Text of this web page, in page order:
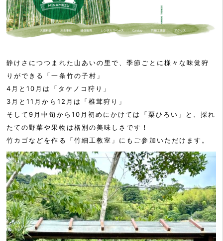
静けさにつつまれた山あいの里で、季節ごとに様々な味覚狩
りができる「一条竹の子村」
4月と10月は「タケノコ狩り」
3月と11月から12月は「椎茸狩り」
そして9月中旬から10月初めにかけては「栗ひろい」と、採れ
たての野菜や果物は格別の美味しさです！
竹カゴなどを作る「竹細工教室」にもご参加いただけます。